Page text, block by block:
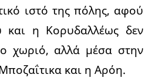
ιστό της πόλης, αφού
η Κορυδαλλέως δεν
χωριό, αλλά μέσα στην
και η Αρόη.